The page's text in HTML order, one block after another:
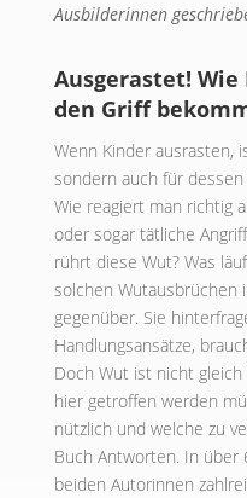
Ausbilderinnen
Ausgerastet!
den Griff
Wenn Kinder ausrasten,
sondern auch für
Wie reagiert man richtig
oder sogar tätliche
rührt diese Wut? Was
solchen Wutausbrüchen
gegenüber. Sie
Handlungsansätze,
Doch Wut ist nicht
hier getroffen werden
nützlich und welche zu
Buch Antworten. In über
beiden Autorinnen